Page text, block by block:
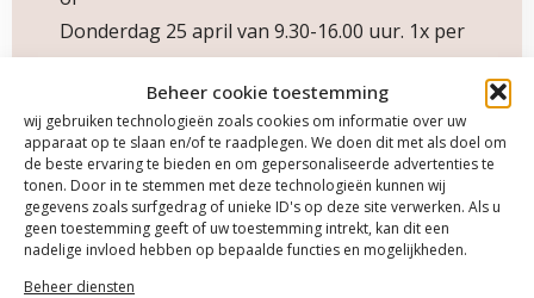
Beheer cookie toestemming
wij gebruiken technologieën zoals cookies om informatie over uw
apparaat op te slaan en/of te raadplegen. We doen dit met als doel om
de beste ervaring te bieden en om gepersonaliseerde advertenties te
tonen. Door in te stemmen met deze technologieën kunnen wij
gegevens zoals surfgedrag of unieke ID's op deze site verwerken. Als u
geen toestemming geeft of uw toestemming intrekt, kan dit een
nadelige invloed hebben op bepaalde functies en mogelijkheden.
Beheer diensten
Donderdag 25 april van 9.30-16.00 uur. 1x per
week op de donderdag.
Maandag 1 juli van 9.30-16.00 uur. 1x per week
op de maandag.